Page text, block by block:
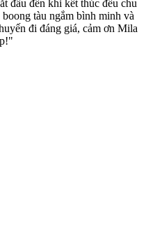
đầu đến khi kết thúc đều chu
tàu ngắm bình minh và
đi đáng giá, cảm ơn Mila